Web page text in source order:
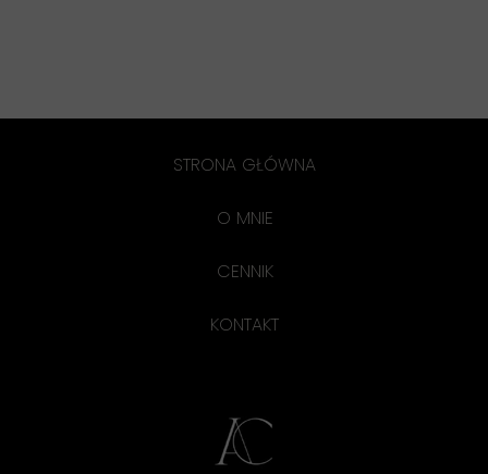
STRONA GŁÓWNA
O MNIE
CENNIK
KONTAKT